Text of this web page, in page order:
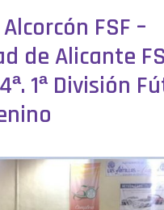
FSF –
de Alicante
1ª División